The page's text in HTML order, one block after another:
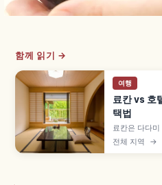
함께 읽기 →
여행
료칸 vs 호
택법
료칸은 다다미
일본다운 숙박
위치와 객실
전체 지역 →